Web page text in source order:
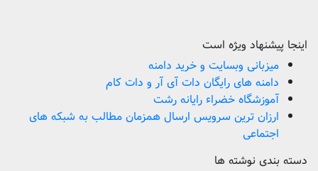
اینجا پیشنهاد ویژه است
میزبانی وبسایت و خرید دامنه
دامنه های رایگان دات آی آر و دات کام
آموزشگاه خضراء رایانه رشت
ارزان ترین سرویس ارسال همزمان مطالب به شبکه های
اجتماعی
دسته بندی نوشته ها